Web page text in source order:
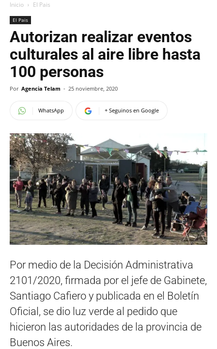
Inicio El Pais
El Pais
Autorizan realizar eventos
culturales al aire libre hasta
100 personas
Por Agencia Telam - 25 noviembre, 2020
WhatsApp + Seguinos en Google
Por medio de la Decisión Administrativa
2101/2020, firmada por el jefe de Gabinete,
Santiago Cafiero y publicada en el Boletín
Oficial, se dio luz verde al pedido que
hicieron las autoridades de la provincia de
Buenos Aires.